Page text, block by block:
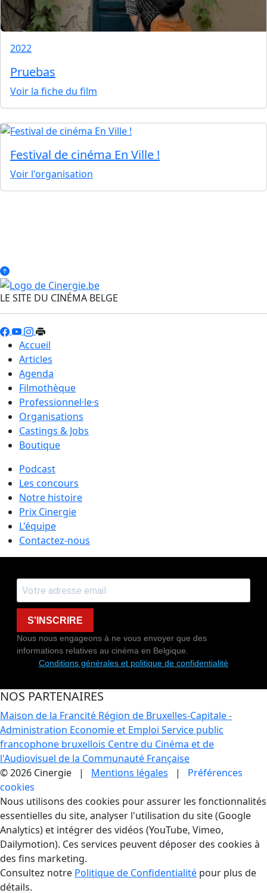
2022
Pruebas
Voir la fiche du film
Festival de cinéma En Ville !
Voir l'organisation
LE SITE DU CINÉMA BELGE
Accueil
Articles
Agenda
Filmothèque
Professionnel·le·s
Organisations
Castings & Jobs
Boutique
Podcast
Les concours
Notre histoire
Prix Cinergie
L'équipe
Contactez-nous
S'INSCRIRE
Nous nous engageons à ne vous envoyer que des
informations relatives au cinéma en Belgique.
Conditions générales et politique de confidentialité
NOS PARTENAIRES
Maison de la Francité Région de Bruxelles-Capitale -
Administration Economie et Emploi Service public
francophone bruxellois Centre du Cinéma et de
l'Audiovisuel de la Communauté Française
© 2026 Cinergie | Mentions légales | Préférences
cookies
Gestion des Cookies
Nous utilisons des cookies pour assurer les fonctionnalités
essentielles du site, analyser l'utilisation du site (Google
Analytics) et intégrer des vidéos (YouTube, Vimeo,
Dailymotion). Ces services peuvent déposer des cookies à
des fins marketing.
Consultez notre Politique de Confidentialité pour plus de
détails.